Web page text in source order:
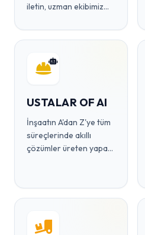
iletin, uzman ekibimiz
USTALAR OF AI
İnşaatın A'dan Z'ye tüm
süreçlerinde akıllı
çözümler üreten yapay